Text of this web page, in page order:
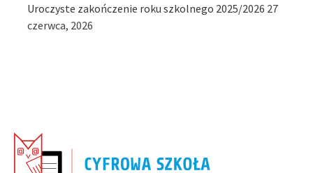
Uroczyste zakończenie roku szkolnego 2025/2026 27
czerwca, 2026